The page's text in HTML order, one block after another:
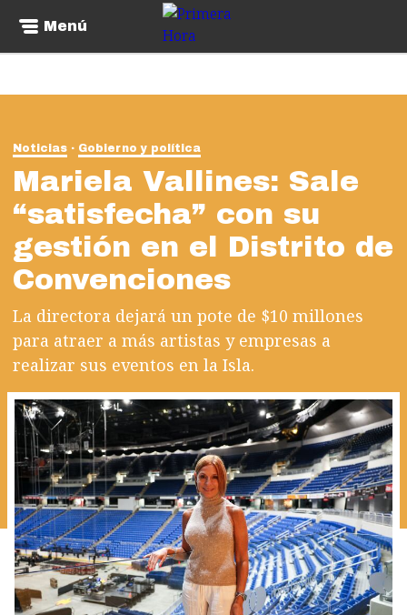
Menú
Noticias Gobierno y política
Mariela Vallines: Sale
“satisfecha” con su
gestión en el Distrito de
Convenciones
La directora dejará un pote de $10 millones
para atraer a más artistas y empresas a
realizar sus eventos en la Isla.